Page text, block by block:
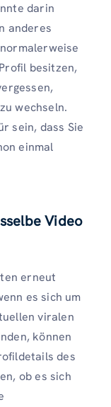
darin
anderes
besitzen,
wechseln.
sein, dass Sie
einmal
Video
erneut
es sich um
viralen
können
des
ob es sich